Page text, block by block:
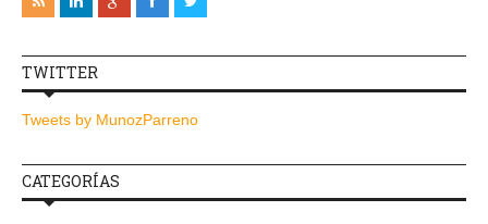
TWITTER
Tweets by MunozParreno
CATEGORÍAS